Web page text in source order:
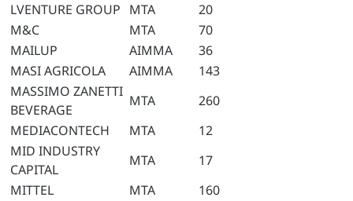
LVENTURE GROUP MTA
20
M&C
MTA
70
MAILUP
AIMMA
36
MASI AGRICOLA
AIMMA
143
MASSIMO ZANETTI
BEVERAGE
MTA
260
MEDIACONTECH
MTA
12
MID INDUSTRY
CAPITAL
MTA
17
MITTEL
MTA
160